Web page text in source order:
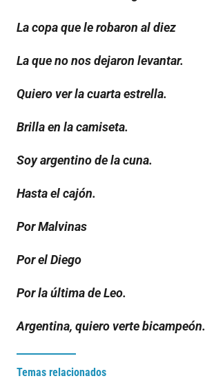
La copa que le robaron al diez
La que no nos dejaron levantar.
Quiero ver la cuarta estrella.
Brilla en la camiseta.
Soy argentino de la cuna.
Hasta el cajón.
Por Malvinas
Por el Diego
Por la última de Leo.
Argentina, quiero verte bicampeón.
Temas relacionados